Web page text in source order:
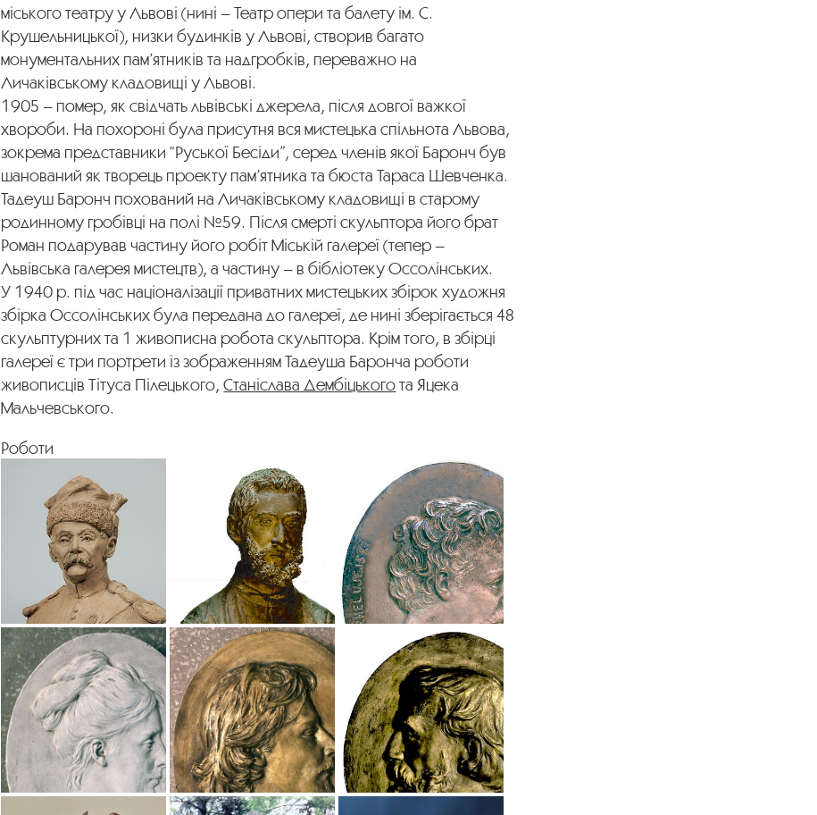
міського театру у Львові (нині – Театр опери та балету ім. С.
Крушельницької), низки будинків у Львові, створив багато
монументальних пам’ятників та надгробків, переважно на
Личаківському кладовищі у Львові.
1905 – помер, як свідчать львівські джерела, після довгої важкої
хвороби. На похороні була присутня вся мистецька спільнота Львова,
зокрема представники “Руської Бесіди”, серед членів якої Баронч був
шанований як творець проекту пам’ятника та бюста Тараса Шевченка.
Тадеуш Баронч похований на Личаківському кладовищі в старому
родинному гробівці на полі №59. Після смерті скульптора його брат
Роман подарував частину його робіт Міській галереї (тепер –
Львівська галерея мистецтв), а частину – в бібліотеку Оссолінських.
У 1940 р. під час націоналізації приватних мистецьких збірок художня
збірка Оссолінських була передана до галереї, де нині зберігається 48
скульптурних та 1 живописна робота скульптора. Крім того, в збірці
галереї є три портрети із зображенням Тадеуша Баронча роботи
живописців Тітуса Пілецького,Станіслава Дембіцькогота Яцека
Мальчевського.
Роботи